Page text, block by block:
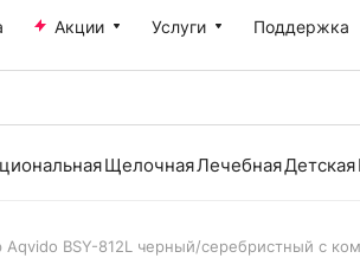
Акции Услуги Поддержка
ЩелочнаяЛечебнаяДетская
Aqvido BSY-812L черный/серебристный с